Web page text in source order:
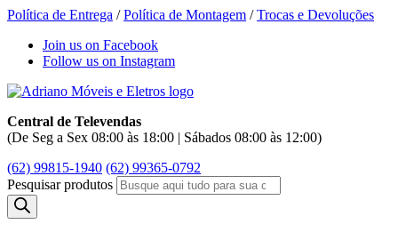
Política de Entrega /Política de Montagem /Trocas e Devoluções
Join us on Facebook
Follow us on Instagram
Central de Televendas
(De Seg a Sex 08:00 às 18:00 | Sábados 08:00 às 12:00)
(62) 99815-1940 (62) 99365-0792
Pesquisar produtos